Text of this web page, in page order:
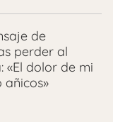
de
perder al
«El dolor de mi